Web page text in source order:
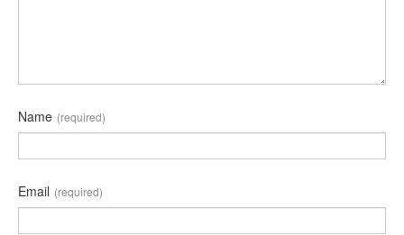
Name (required)
Email (required)